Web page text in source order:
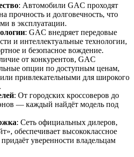
: Автомобили GAC проходят
прочность и долговечность, что
в эксплуатации.
: GAC внедряет передовые
и интеллектуальные технологии,
и безопасное вождение.
от конкурентов, GAC
опции по доступным ценам,
привлекательными для широкого
: От городских кроссоверов до
— каждый найдёт модель под
: Сеть официальных дилеров,
обеспечивает высококлассное
уверенности владельцам